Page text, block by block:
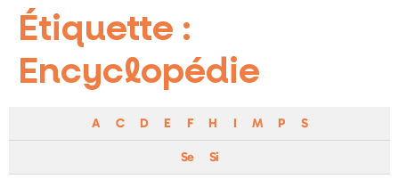
Étiquette :
Encyclopédie
A C D E F H I M P S
Se Si